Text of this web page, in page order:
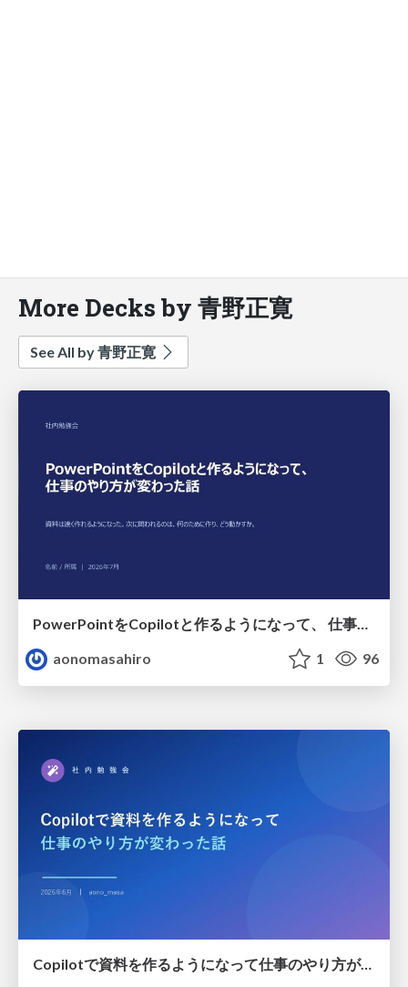
More Decks by 青野正寛
See All by 青野正寛
PowerPointをCopilotと作るようになって、 仕事のやり方が変わった話
aonomasahiro
1 96
Copilotで資料を作るようになって仕事のやり方が変わった話